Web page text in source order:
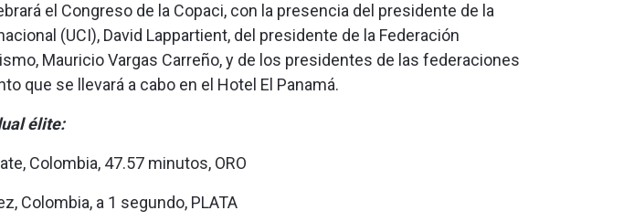
el Congreso de la Copaci, con la presencia del presidente de la
(UCI), David Lappartient, del presidente de la Federación
Mauricio Vargas Carreño, y de los presidentes de las federaciones
que se llevará a cabo en el Hotel El Panamá.
élite:
Colombia, 47.57 minutos, ORO
Colombia, a 1 segundo, PLATA